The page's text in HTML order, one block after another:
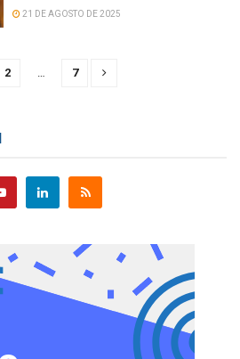
21 DE AGOSTO DE 2025
2 … 7